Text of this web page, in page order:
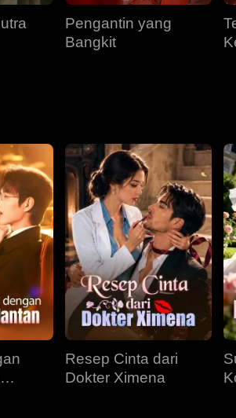
Pengantin yang
Bangkit
Resep Cinta dari
Dokter Ximena